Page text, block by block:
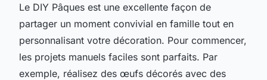
Le DIY Pâques est une excellente façon de
partager un moment convivial en famille tout en
personnalisant votre décoration. Pour commencer,
les projets manuels faciles sont parfaits. Par
exemple, réalisez des œufs décorés avec des